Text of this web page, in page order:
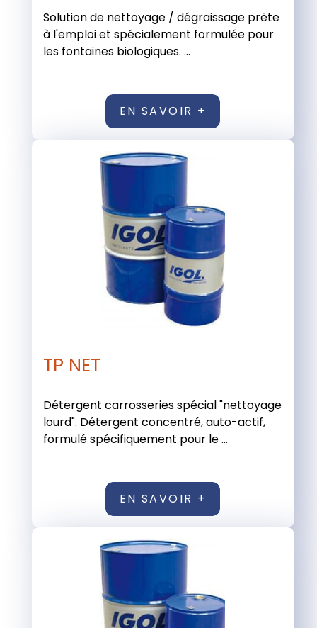
Solution de nettoyage / dégraissage prête
à l'emploi et spécialement formulée pour
les fontaines biologiques. ...
EN SAVOIR +
TP NET
Détergent carrosseries spécial "nettoyage
lourd". Détergent concentré, auto-actif,
formulé spécifiquement pour le ...
EN SAVOIR +